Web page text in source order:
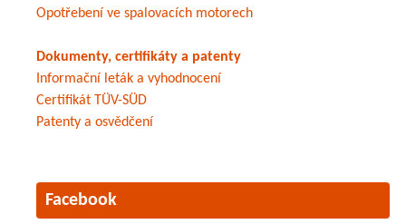
Opotřebení ve spalovacích motorech
Dokumenty, certifikáty a patenty
Informační leták a vyhodnocení
Certifikát TÜV-SÜD
Patenty a osvědčení
Facebook